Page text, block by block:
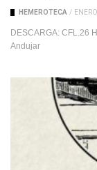
HEMEROTECA /
DESCARGA: CFL.26
Andujar